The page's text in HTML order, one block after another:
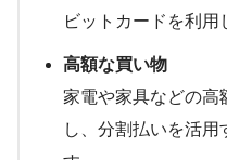
ビットカードを利用
高額な買い物
家電や家具などの高
し、分割払いを活用